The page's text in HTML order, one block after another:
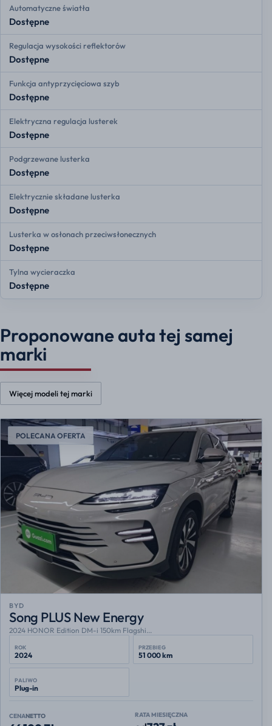
Automatyczne światła
Dostępne
Regulacja wysokości reflektorów
Dostępne
Funkcja antyprzycięciowa szyb
Dostępne
Elektryczna regulacja lusterek
Dostępne
Podgrzewane lusterka
Dostępne
Elektrycznie składane lusterka
Dostępne
Lusterka w osłonach przeciwsłonecznych
Dostępne
Tylna wycieraczka
Dostępne
Proponowane auta tej samej
marki
Więcej modeli tej marki
POLECANA OFERTA
BYD
Song PLUS New Energy
2024 HONOR Edition DM-i 150km Flagshi...
ROK
2024
PRZEBIEG
51 000 km
PALIWO
Plug-in
CENANETTO RATA MIESIĘCZNA